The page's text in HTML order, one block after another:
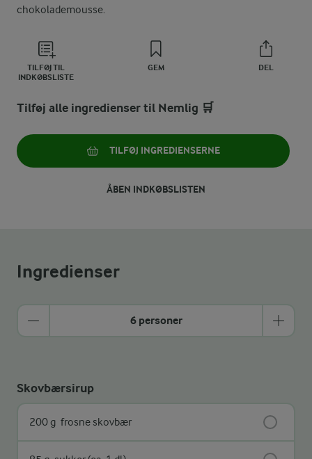
chokolademousse.
TILFØJ TIL
INDKØBSLISTE
GEM DEL
Tilføj alle ingredienser til Nemlig 🛒
TILFØJ INGREDIENSERNE
ÅBEN INDKØBSLISTEN
Ingredienser
6 personer
Skovbærsirup
200 g frosne skovbær